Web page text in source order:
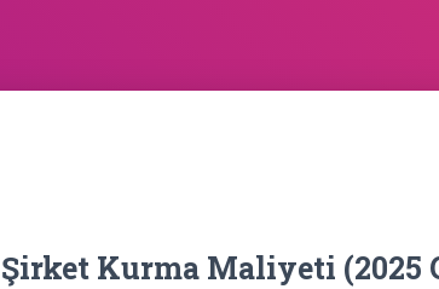
Kurma Maliyeti (2025